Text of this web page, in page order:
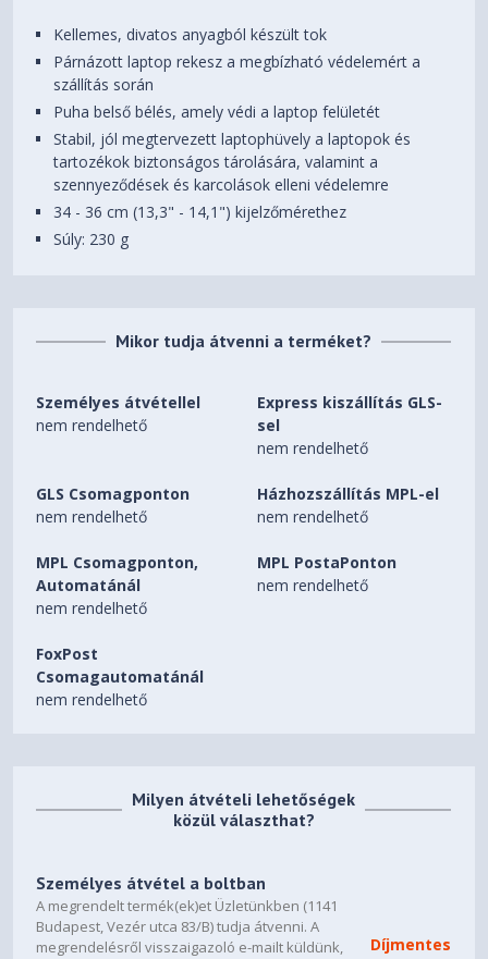
Kellemes, divatos anyagból készült tok
Párnázott laptop rekesz a megbízható védelemért a
szállítás során
Puha belső bélés, amely védi a laptop felületét
Stabil, jól megtervezett laptophüvely a laptopok és
tartozékok biztonságos tárolására, valamint a
szennyeződések és karcolások elleni védelemre
34 - 36 cm (13,3" - 14,1") kijelzőmérethez
Súly: 230 g
Mikor tudja átvenni a terméket?
Személyes átvétellel
nem rendelhető
Express kiszállítás GLS-
sel
nem rendelhető
GLS Csomagponton
nem rendelhető
Házhozszállítás MPL-el
nem rendelhető
MPL Csomagponton,
Automatánál
nem rendelhető
MPL PostaPonton
nem rendelhető
FoxPost
Csomagautomatánál
nem rendelhető
Milyen átvételi lehetőségek
közül választhat?
Személyes átvétel a boltban
A megrendelt termék(ek)et Üzletünkben (1141
Budapest, Vezér utca 83/B) tudja átvenni. A
megrendelésről visszaigazoló e-mailt küldünk,
Díjmentes